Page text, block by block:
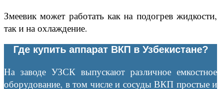
Змеевик может работать как на подогрев жидкости,
так и на охлаждение.
Где купить аппарат ВКП в Узбекистане?
На заводе УЗСК выпускают различное емкостное
оборудование, в том числе и сосуды ВКП простые и